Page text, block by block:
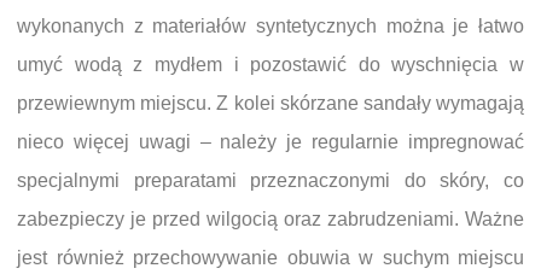
wykonanych z materiałów syntetycznych można je łatwo
umyć wodą z mydłem i pozostawić do wyschnięcia w
przewiewnym miejscu. Z kolei skórzane sandały wymagają
nieco więcej uwagi – należy je regularnie impregnować
specjalnymi preparatami przeznaczonymi do skóry, co
zabezpieczy je przed wilgocią oraz zabrudzeniami. Ważne
jest również przechowywanie obuwia w suchym miejscu